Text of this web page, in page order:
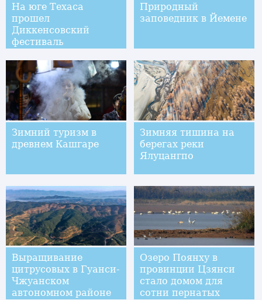
На юге Техаса
прошел
Диккенсовский
фестиваль
Природный
заповедник в Йемене
Зимний туризм в
древнем Кашгаре
Зимняя тишина на
берегах реки
Ялуцангпо
Выращивание
цитрусовых в Гуанси-
Чжуанском
автономном районе
Озеро Поянху в
провинции Цзянси
стало домом для
сотни пернатых